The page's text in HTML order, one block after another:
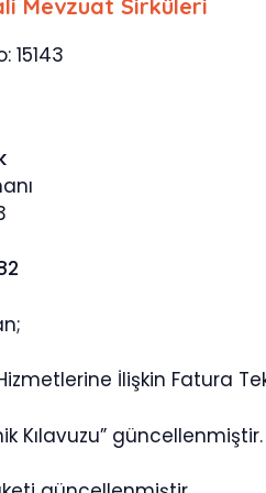
Mevzuat Sirküleri
15143
İlişkin Fatura
Kılavuzu” güncellenmiştir.